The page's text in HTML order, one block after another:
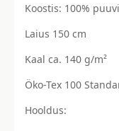
Koostis: 100%
Laius 150 cm
Kaal ca. 140 g/m²
Öko-Tex 100
Hooldus: